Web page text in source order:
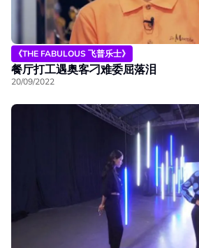
《THE FABULOUS 飞普乐士》
餐厅打工遇奥客刁难委屈落泪
20/09/2022